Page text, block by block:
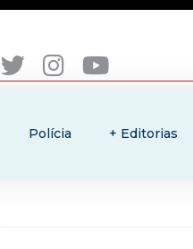
Polícia + Editorias